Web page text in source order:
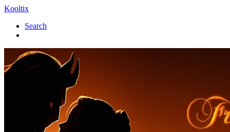
Kooltix
Search